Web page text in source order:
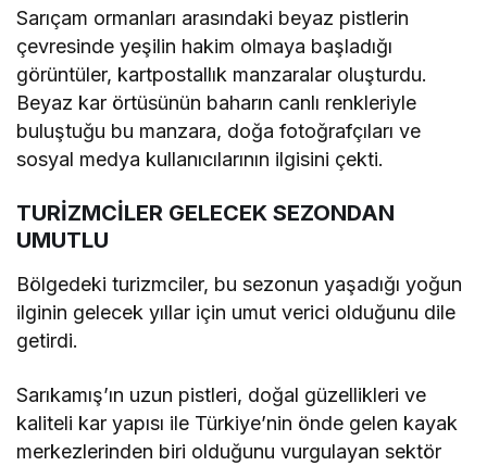
Sarıçam ormanları arasındaki beyaz pistlerin
çevresinde yeşilin hakim olmaya başladığı
görüntüler, kartpostallık manzaralar oluşturdu.
Beyaz kar örtüsünün baharın canlı renkleriyle
buluştuğu bu manzara, doğa fotoğrafçıları ve
sosyal medya kullanıcılarının ilgisini çekti.
TURİZMCİLER GELECEK SEZONDAN
UMUTLU
Bölgedeki turizmciler, bu sezonun yaşadığı yoğun
ilginin gelecek yıllar için umut verici olduğunu dile
getirdi.
Sarıkamış’ın uzun pistleri, doğal güzellikleri ve
kaliteli kar yapısı ile Türkiye’nin önde gelen kayak
merkezlerinden biri olduğunu vurgulayan sektör